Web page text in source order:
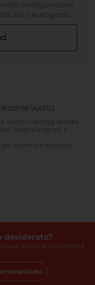
configurazione
alle tue esigenze.
come vuoi tu
Goditi i vantaggi dell'alta
risparmia tempo e
per ottenere il massimo
desiderato?
inviaci la tua richiesta